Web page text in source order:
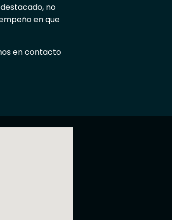
no
en que
en contacto